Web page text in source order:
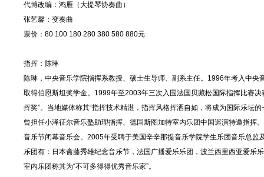
代博改编：鸿雁（大提琴协奏曲）
张艺馨：变奏曲
票价：80 100 180 280 380 580 880元
指挥：陈琳
陈琳，中央音乐学院指挥系教授、硕士生导师、副系主任。1996年考入中
取得伯恩斯坦奖学金。1999年至2003年三次入围法国贝藏松国际指挥比赛
挥奖”。当地媒体称其“指挥技术精湛，指挥风格挥洒自如，将成为国际乐坛的
曾担任小泽征尔音乐塾助理指挥、德国斯图加特室内乐团中国巡演特邀指
音乐节闭幕音乐会。2005年受聘于美国辛辛那提音乐学院学生乐团音乐总
乐团有：日本斋藤秀雄纪念音乐节，法国广播爱乐乐团，波兰西里西亚爱乐
室内乐团称其为“不可多得得优秀音乐家”。